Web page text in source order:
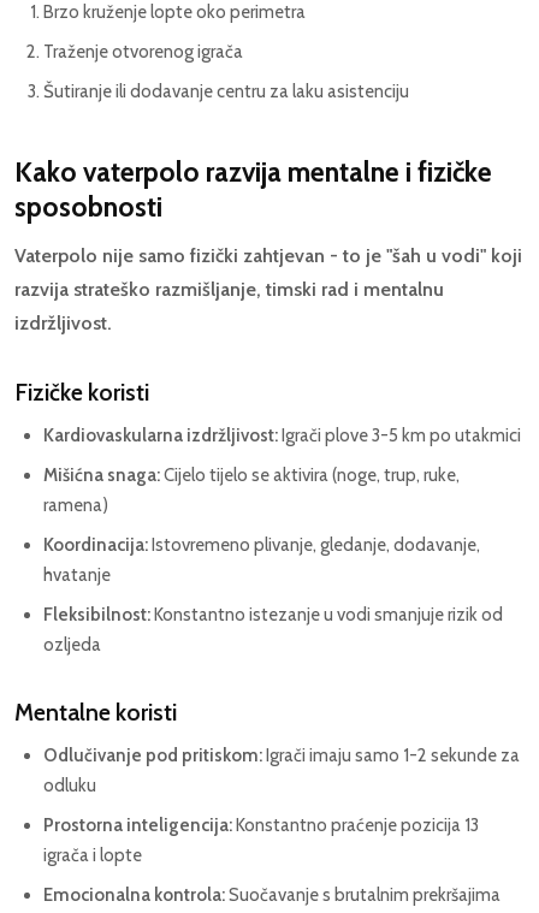
Brzo kruženje lopte oko perimetra
Traženje otvorenog igrača
Šutiranje ili dodavanje centru za laku asistenciju
Kako vaterpolo razvija mentalne i fizičke
sposobnosti
Vaterpolo nije samo fizički zahtjevan - to je "šah u vodi" koji
razvija strateško razmišljanje, timski rad i mentalnu
izdržljivost.
Fizičke koristi
Kardiovaskularna izdržljivost: Igrači plove 3-5 km po utakmici
Mišićna snaga:Cijelo tijelo se aktivira (noge, trup, ruke,
ramena)
Koordinacija: Istovremeno plivanje, gledanje, dodavanje,
hvatanje
Fleksibilnost: Konstantno istezanje u vodi smanjuje rizik od
ozljeda
Mentalne koristi
Odlučivanje pod pritiskom: Igrači imaju samo 1-2 sekunde za
odluku
Prostorna inteligencija: Konstantno praćenje pozicija 13
igrača i lopte
Emocionalna kontrola:Suočavanje s brutalnim prekršajima